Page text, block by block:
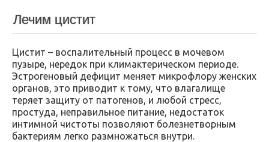
Лечим цистит
Цистит – воспалительный процесс в мочевом
пузыре, нередок при климактерическом периоде.
Эстрогеновый дефицит меняет микрофлору женских
органов, это приводит к тому, что влагалище
теряет защиту от патогенов, и любой стресс,
простуда, неправильное питание, недостаток
интимной чистоты позволяют болезнетворным
бактериям легко размножаться внутри.